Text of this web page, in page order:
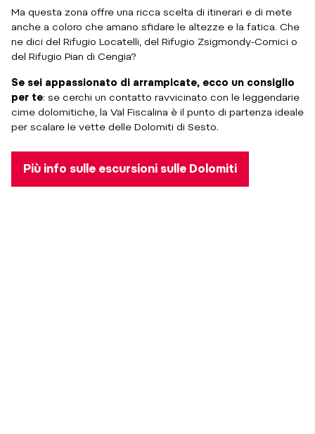
Ma questa zona offre una ricca scelta di itinerari e di mete
anche a coloro che amano sfidare le altezze e la fatica. Che
ne dici del Rifugio Locatelli, del Rifugio Zsigmondy-Comici o
del Rifugio Pian di Cengia?
Se sei appassionato di arrampicate, ecco un consiglio
per te: se cerchi un contatto ravvicinato con le leggendarie
cime dolomitiche, la Val Fiscalina è il punto di partenza ideale
per scalare le vette delle Dolomiti di Sesto.
Più info sulle escursioni sulle Dolomiti